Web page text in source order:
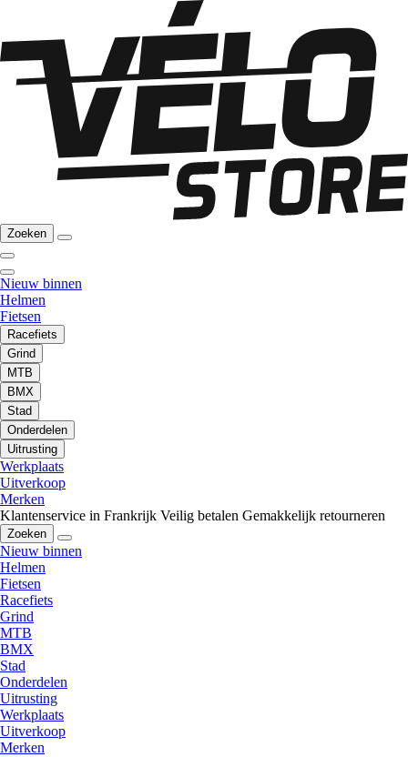
Zoeken
Nieuw binnen
Helmen
Fietsen
Racefiets
Grind
MTB
BMX
Stad
Onderdelen
Uitrusting
Werkplaats
Uitverkoop
Merken
Klantenservice in Frankrijk Veilig betalen Gemakkelijk retourneren
Zoeken
Nieuw binnen
Helmen
Fietsen
Racefiets
Grind
MTB
BMX
Stad
Onderdelen
Uitrusting
Werkplaats
Uitverkoop
Merken